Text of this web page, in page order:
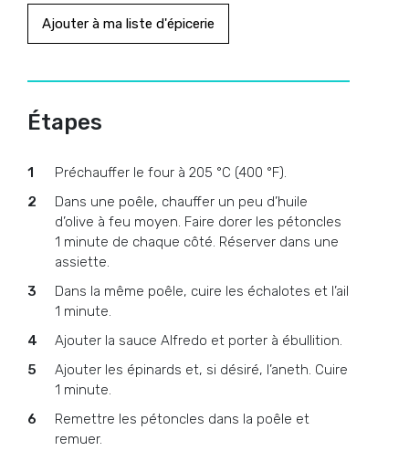
Ajouter à ma liste d'épicerie
Étapes
Préchauffer le four à 205 °C (400 °F).
Dans une poêle, chauffer un peu d’huile
d’olive à feu moyen. Faire dorer les pétoncles
1 minute de chaque côté. Réserver dans une
assiette.
Dans la même poêle, cuire les échalotes et l’ail
1 minute.
Ajouter la sauce Alfredo et porter à ébullition.
Ajouter les épinards et, si désiré, l’aneth. Cuire
1 minute.
Remettre les pétoncles dans la poêle et
remuer.